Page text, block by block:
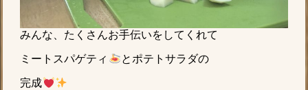
みんな、たくさんお手伝いをしてくれて
ミートスパゲティ とポテトサラダの
完成